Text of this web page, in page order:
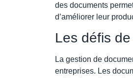
des documents
d’améliorer leur
Les défis
La gestion de
entreprises. Les